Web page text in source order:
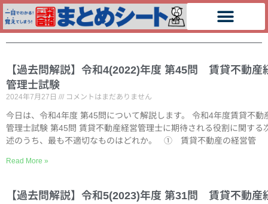
【過去問解説】令和4(2022)年度 第45問 賃貸不動産
管理士試験
2024年7月27日 コメントはまだありません
今日は、令和4年度 第45問について解説します。 令和4年度賃貸不動
管理士試験 第45問 賃貸不動産経営管理士に期待される役割に関する
述のうち、最も不適切なものはどれか。 ① 賃貸不動産の経営管
Read More »
【過去問解説】令和5(2023)年度 第31問 賃貸不動産